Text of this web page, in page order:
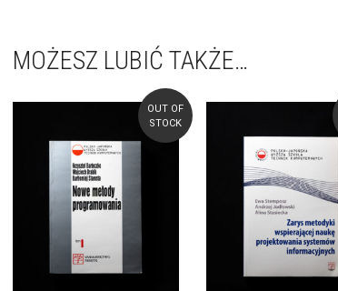
MOŻESZ LUBIĆ TAKŻE…
OUT OF
STOCK